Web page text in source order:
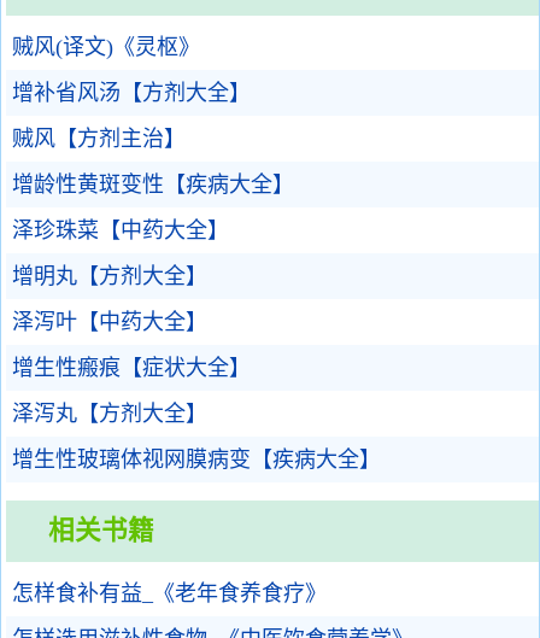
贼风(译文)《灵枢》
增补省风汤【方剂大全】
贼风【方剂主治】
增龄性黄斑变性【疾病大全】
泽珍珠菜【中药大全】
增明丸【方剂大全】
泽泻叶【中药大全】
增生性瘢痕【症状大全】
泽泻丸【方剂大全】
增生性玻璃体视网膜病变【疾病大全】
相关书籍
怎样食补有益_《老年食养食疗》